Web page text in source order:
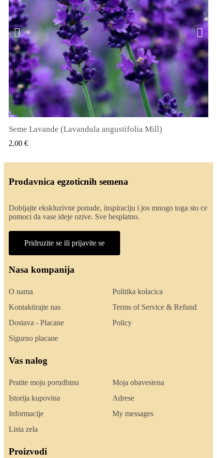
QUICK VIEW
Seme Lavande (Lavandula angustifolia Mill)
2,00 €
Prodavnica egzoticnih semena
Dobijajte ekskluzivne ponude, inspiraciju i jos mnogo toga sto ce
pomoci da vase ideje ozive. Sve besplatno.
Pridruzite se ili prijavite se
Nasa kompanija
O nama
Kontaktirajte nas
Dostava - Placane
Sigurno placane
Politika kolacica
Terms of Service & Refund
Policy
Vas nalog
Pratite moju porudbinu
Istorija kupovina
Informacije
Lista zela
Moja obavestena
Adrese
My messages
Proizvodi